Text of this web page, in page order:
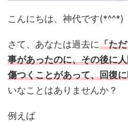
こんにちは、神代です(*^^*)
さて、あなたは過去に「た
事があったのに、その後に
傷つくことがあって、回復
いなことはありませんか？
例えば